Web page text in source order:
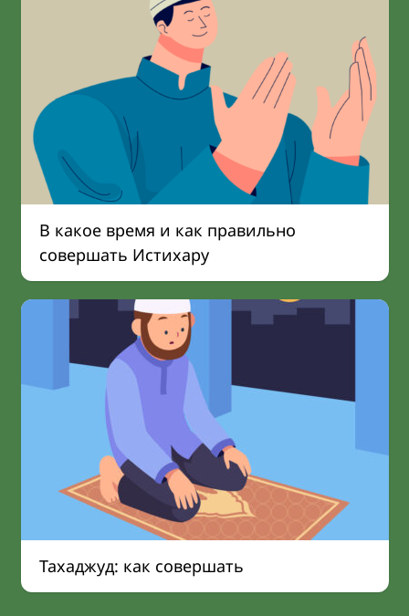
В какое время и как правильно
совершать Истихару
Тахаджуд: как совершать